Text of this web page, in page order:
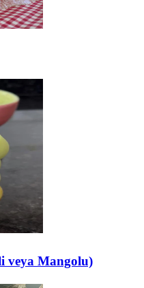
veya Mangolu)